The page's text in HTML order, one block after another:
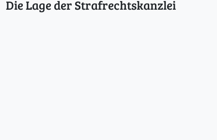
Die Lage der Strafrechtskanzlei